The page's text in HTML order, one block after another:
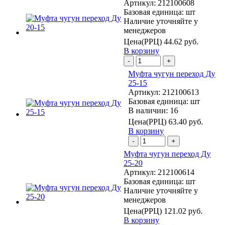
Артикул: 212100608
Базовая единица: шт
Наличие уточняйте у
менеджеров
Цена(РРЦ) 44.62 руб.
В корзину
- +
Муфта чугун переход Ду
25-15
Артикул: 212100613
Базовая единица: шт
В наличии: 16
Цена(РРЦ) 63.40 руб.
В корзину
- +
Муфта чугун переход Ду
25-20
Артикул: 212100614
Базовая единица: шт
Наличие уточняйте у
менеджеров
Цена(РРЦ) 121.02 руб.
В корзину